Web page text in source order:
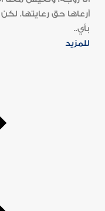
أرعاها حق رعايتها.
بأي..
للمزيد